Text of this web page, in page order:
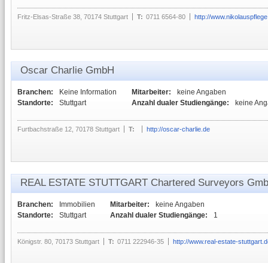
Fritz-Elsas-Straße 38, 70174 Stuttgart T: 0711 6564-80 http://
Oscar Charlie GmbH
Branchen:
Keine Information
Standorte:
Stuttgart
Mitarbeiter:
keine Angaben
Anzahl dualer Studiengänge:
keine
Furtbachstraße 12, 70178 Stuttgart T: http://oscar-charlie.de
REAL ESTATE STUTTGART Chartered Surveyors
Branchen:
Immobilien
Standorte:
Stuttgart
Mitarbeiter:
keine Angaben
Anzahl dualer Studiengänge:
1
Königstr. 80, 70173 Stuttgart T: 0711 222946-35 http://www.real-estate-